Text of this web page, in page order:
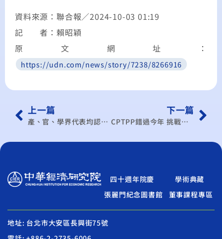
資料來源：聯合報／2024-10-03 01:19
記 者：賴昭穎
原文網址：
https://udn.com/news/story/7238/8266916
上一篇
產、官、學界代表均認同 台灣與 CPTPP 相互需要
下一篇
CPTPP錯過今年 挑戰更險峻
四十週年院慶
學術典藏
張麗門紀念圖書館
董事課程專區
地址: 台北市大安區長興街75號